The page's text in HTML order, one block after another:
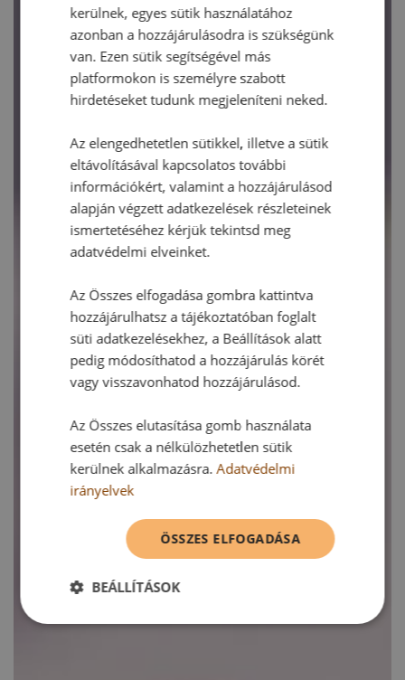
kerülnek, egyes sütik használatához
azonban a hozzájárulásodra is szükségünk
van. Ezen sütik segítségével más
platformokon is személyre szabott
hirdetéseket tudunk megjeleníteni neked.
Az elengedhetetlen sütikkel, illetve a sütik
eltávolításával kapcsolatos további
információkért, valamint a hozzájárulásod
alapján végzett adatkezelések részleteinek
ismertetéséhez kérjük tekintsd meg
adatvédelmi elveinket.
Az Összes elfogadása gombra kattintva
hozzájárulhatsz a tájékoztatóban foglalt
süti adatkezelésekhez, a Beállítások alatt
pedig módosíthatod a hozzájárulás körét
vagy visszavonhatod hozzájárulásod.
Az Összes elutasítása gomb használata
esetén csak a nélkülözhetetlen sütik
kerülnek alkalmazásra.Adatvédelmi
irányelvek
ÖSSZES ELFOGADÁSA
BEÁLLÍTÁSOK